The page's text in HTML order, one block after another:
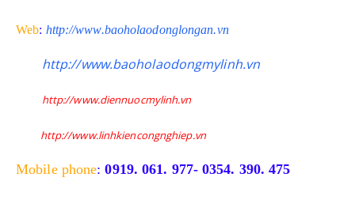
Web: http://www.baoholaodonglongan.vn
http://www.baoholaodongmylinh.vn
http://www.diennuocmylinh.vn
http://www.linhkiencongnghiep.vn
Mobile phone:0919. 061. 977- 0354. 390. 475